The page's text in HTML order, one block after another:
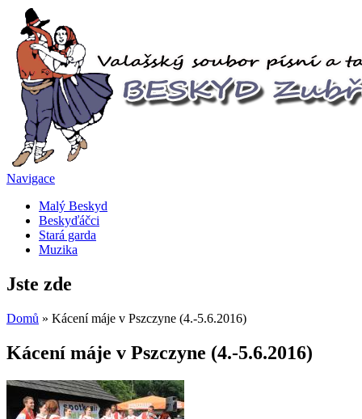
Navigace
Malý Beskyd
Beskyďáčci
Stará garda
Muzika
Jste zde
Domů » Kácení máje v Pszczyne (4.-5.6.2016)
Kácení máje v Pszczyne (4.-5.6.2016)